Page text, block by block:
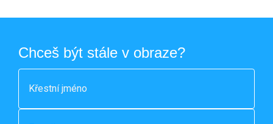
Chceš být stále v obraze?